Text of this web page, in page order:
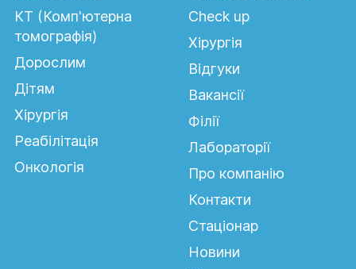
КТ (Комп'ютерна
томографія)
Дорослим
Дітям
Хірургія
Реабілітація
Онкологія
Сheck up
Хірургія
Відгуки
Вакансії
Філії
Лабораторії
Про компанію
Контакти
Стаціонар
Новини